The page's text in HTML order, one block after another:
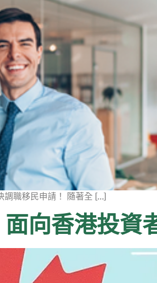
調職移民申請！ 隨著全 […]
向香港投資